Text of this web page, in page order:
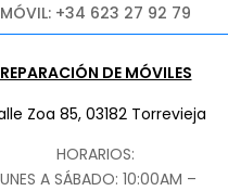
MÓVIL: +34 623 27 92 79
REPARACIÓN DE MÓVILES
Zoa 85, 03182 Torrevieja
HORARIOS:
A SÁBADO: 10:00AM –